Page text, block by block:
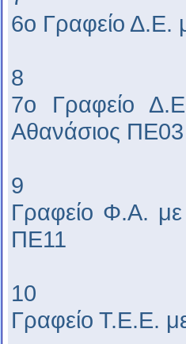
6ο Γραφείο Δ.Ε.
8
7ο Γραφείο
Αθανάσιος ΠΕ03
9
Γραφείο Φ.Α.
ΠΕ11
10
Γραφείο Τ.Ε.Ε.